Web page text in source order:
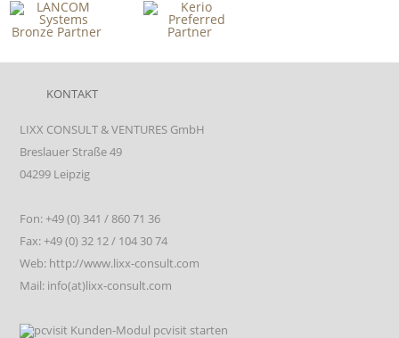
KONTAKT
LIXX CONSULT & VENTURES GmbH
Breslauer Straße 49
04299 Leipzig
Fon: +49 (0) 341 / 860 71 36
Fax: +49 (0) 32 12 / 104 30 74
Web: http://www.lixx-consult.com
Mail: info(at)lixx-consult.com